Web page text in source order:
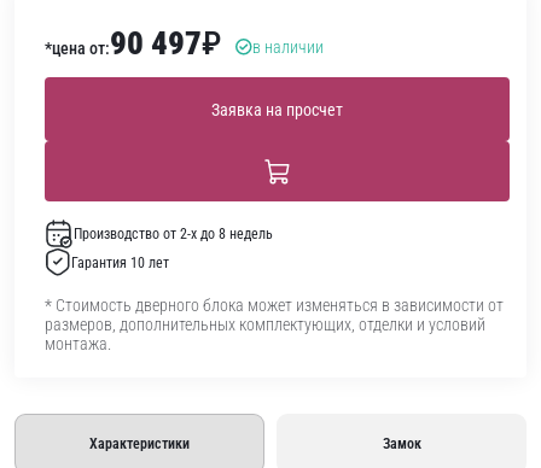
*цена от:90 497₽ в наличии
Заявка на просчет
Производство от 2-х до 8 недель
Гарантия 10 лет
* Стоимость дверного блока может изменяться в зависимости от
размеров, дополнительных комплектующих, отделки и условий
монтажа.
Характеристики Замок